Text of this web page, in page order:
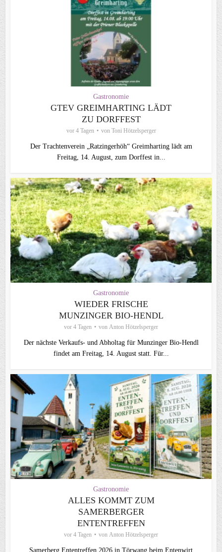
Gastronomie
GTEV GREIMHARTING LÄDT
ZU DORFFEST
vor 4 Tagen von Toni Hötzelsperger
Der Trachtenverein „Ratzingerhöh“ Greimharting lädt am
Freitag, 14. August, zum Dorffest in...
Gastronomie
WIEDER FRISCHE
MUNZINGER BIO-HENDL
vor 4 Tagen von Anton Hötzelsperger
Der nächste Verkaufs- und Abholtag für Munzinger Bio-Hendl
findet am Freitag, 14. August statt. Für...
Gastronomie
ALLES KOMMT ZUM
SAMERBERGER
ENTENTREFFEN
vor 4 Tagen von Anton Hötzelsperger
Samerberg Ententreffen 2026 in Törwang beim Entenwirt